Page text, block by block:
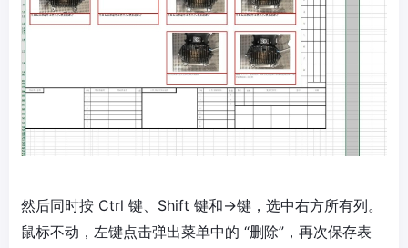
然后同时按 Ctrl 键、Shift 键和→键，选中右方所有列。
鼠标不动，左键点击弹出菜单中的 “删除”，再次保存表